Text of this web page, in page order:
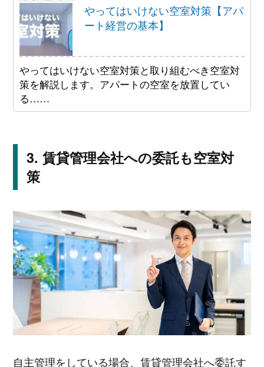
やってはいけない空室対策【アパ
ート経営の基本】
やってはいけない空室対策と取り組むべき空室対
策を解説します。アパートの空室を放置してい
る……
賃貸管理会社への委託も空室対
策
自主管理をしている場合、賃貸管理会社へ委託す